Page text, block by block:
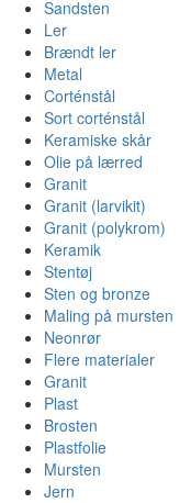
Sandsten
Ler
Brændt ler
Metal
Corténstål
Sort corténstål
Keramiske skår
Olie på lærred
Granit
Granit (larvikit)
Granit (polykrom)
Keramik
Stentøj
Sten og bronze
Maling på mursten
Neonrør
Flere materialer
Granit
Plast
Brosten
Plastfolie
Mursten
Jern